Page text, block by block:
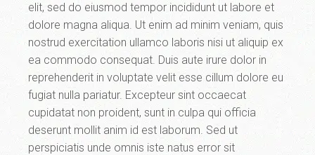
elit, sed do eiusmod tempor incididunt ut labore et
dolore magna aliqua. Ut enim ad minim veniam, quis
nostrud exercitation ullamco laboris nisi ut aliquip ex
ea commodo consequat. Duis aute irure dolor in
reprehenderit in voluptate velit esse cillum dolore eu
fugiat nulla pariatur. Excepteur sint occaecat
cupidatat non proident, sunt in culpa qui officia
deserunt mollit anim id est laborum. Sed ut
perspiciatis unde omnis iste natus error sit